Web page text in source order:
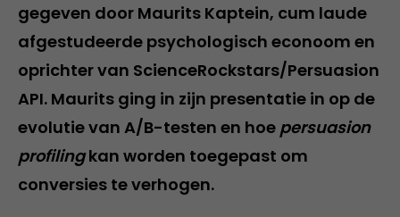
gegeven door Maurits Kaptein, cum laude
afgestudeerde psychologisch econoom en
oprichter van ScienceRockstars/Persuasion
API. Maurits ging in zijn presentatie in op de
evolutie van A/B-testen en hoe persuasion
profilingkan worden toegepast om
conversies te verhogen.